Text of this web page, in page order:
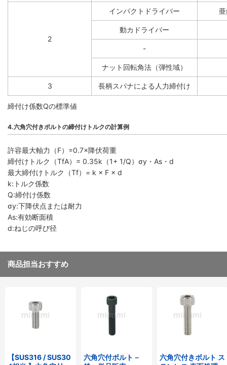
2
インパクトドライバー
動カドライバー
-
ナット回転角法（弾性域）
3 長柄スパナによる人力締付け
締付け係数Qの標準値
4.六角穴付きポルトの締付けトルクの計算例
許容最大軸力（F）=0.7×降伏荷重
締付けトルク（TfA）= 0.35k（1+ 1/Q）σy・As・d
最大締付けトルク（Tf）= k × F × d
k:トルク係数
Q:締付け係数
σy:下降伏点または耐力
As:有効断面積
d:ねじの呼び径
商品担当おすすめ
【SUS316 / SUS30
六角穴付ボルト－
六角穴付きボルト ス